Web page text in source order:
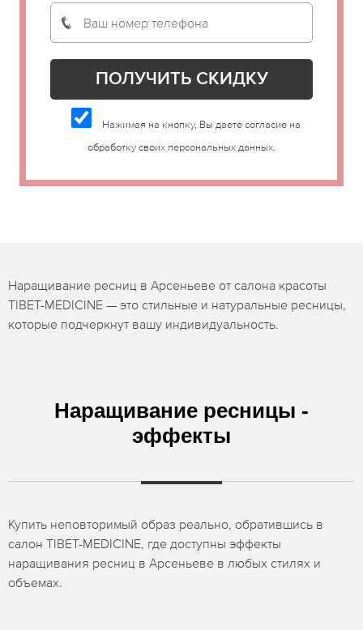
Нажимая на кнопку, Вы даете согласие на
обработку своих персональных данных.
Наращивание ресниц в Арсеньеве от салона красоты
TIBET-MEDICINE — это стильные и натуральные ресницы,
которые подчеркнут вашу индивидуальность.
Наращивание ресницы -
эффекты
Купить неповторимый образ реально, обратившись в
салон TIBET-MEDICINE, где доступны эффекты
наращивания ресниц в Арсеньеве в любых стилях и
объемах.